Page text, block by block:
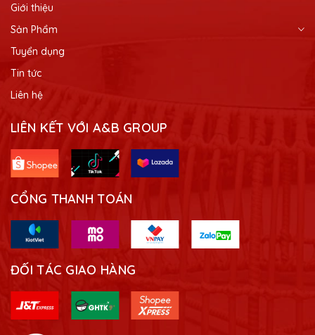
Giới thiệu
Sản Phẩm
Tuyển dụng
Tin tức
Liên hệ
LIÊN KẾT VỚI A&B GROUP
CỔNG THANH TOÁN
ĐỐI TÁC GIAO HÀNG